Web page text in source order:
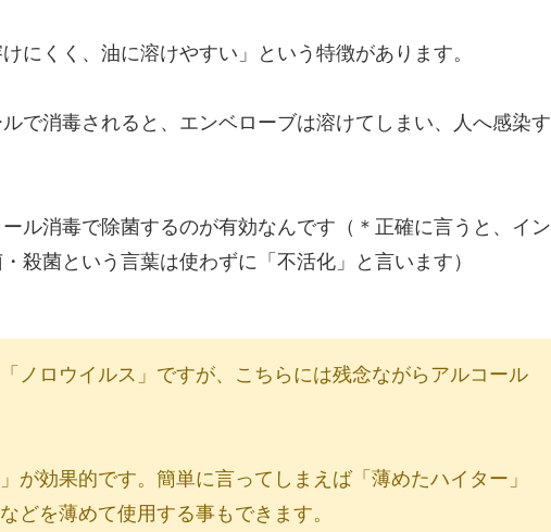
にくく、油に溶けやすい」という特徴があります。
で消毒されると、エンベローブは溶けてしまい、人へ感染す
ル消毒で除菌するのが有効なんです（＊正確に言うと、イン
殺菌という言葉は使わずに「不活化」と言います）
ノロウイルス」ですが、こちらには残念ながらアルコール
が効果的です。簡単に言ってしまえば「薄めたハイター」
どを薄めて使用する事もできます。